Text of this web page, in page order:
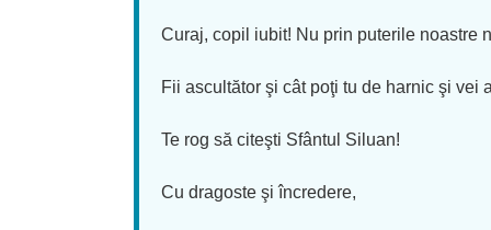
Curaj, copil iubit! Nu prin puterile noastre
Fii ascultător şi cât poţi tu de harnic şi vei
Te rog să citeşti Sfântul Siluan!
Cu dragoste şi încredere,